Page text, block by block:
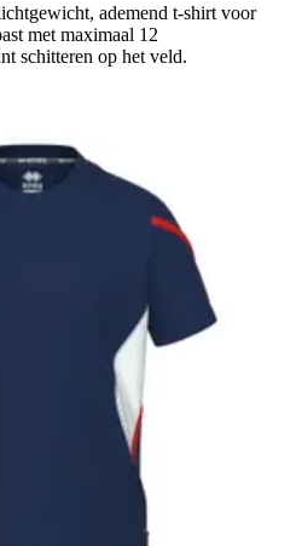
ademend t-shirt voor
met maximaal 12
schitteren op het veld.